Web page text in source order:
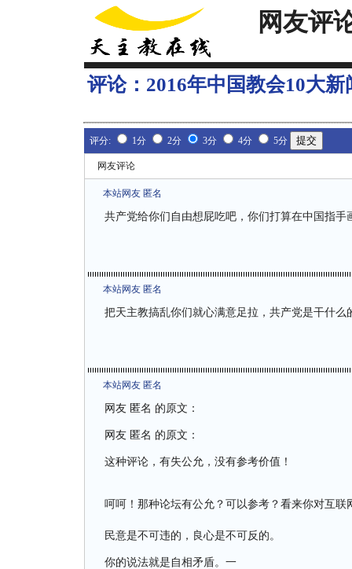
网友评
评论： 2016年中国教会10大新
评分: 1分 2分 3分 4分 5分
网友评论
本站网友 匿名
共产党给你们自由想屁吃吧，你们打算在中国指手
本站网友 匿名
把天主教搞乱你们就心满意足拉，共产党是干什
本站网友 匿名
网友 匿名 的原文：
网友 匿名 的原文：
这种评论，有失公允，没有参考价值！
呵呵！那种论坛有公允？可以参考？看来你对互联
民意是不可违的，良心是不可反的。
你的说法就是自相矛盾。一